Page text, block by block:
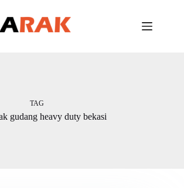
TAG
gudang heavy duty bekasi